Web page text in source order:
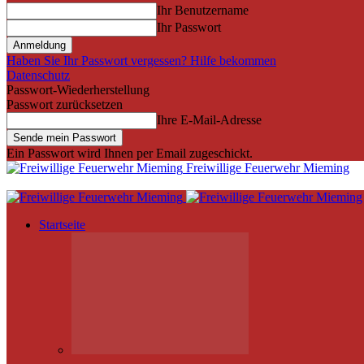
Ihr Benutzername
Ihr Passwort
Haben Sie Ihr Passwort vergessen? Hilfe bekommen
Datenschutz
Passwort-Wiederherstellung
Passwort zurücksetzen
Ihre E-Mail-Adresse
Ein Passwort wird Ihnen per Email zugeschickt.
Freiwillige Feuerwehr Mieming
Startseite